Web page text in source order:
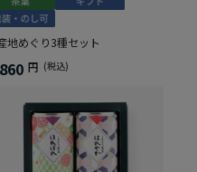
地めぐり3種セット
円 (税込)